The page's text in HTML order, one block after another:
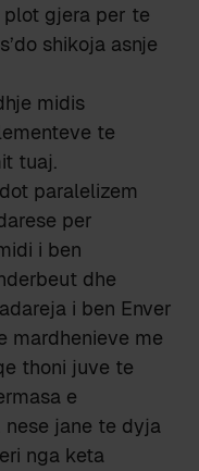
plot gjera per te
shikoja asnje
midis
te
tuaj.
paralelizem
per
i ben
dhe
i ben Enver
mardhenieve me
thoni juve te
e
nese jane te dyja
nga keta